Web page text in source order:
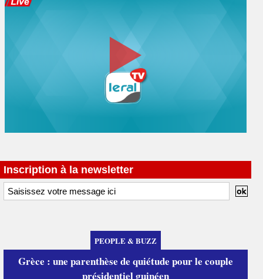
Inscription à la newsletter
PEOPLE & BUZZ
Grèce : une parenthèse de quiétude pour le couple
présidentiel guinéen